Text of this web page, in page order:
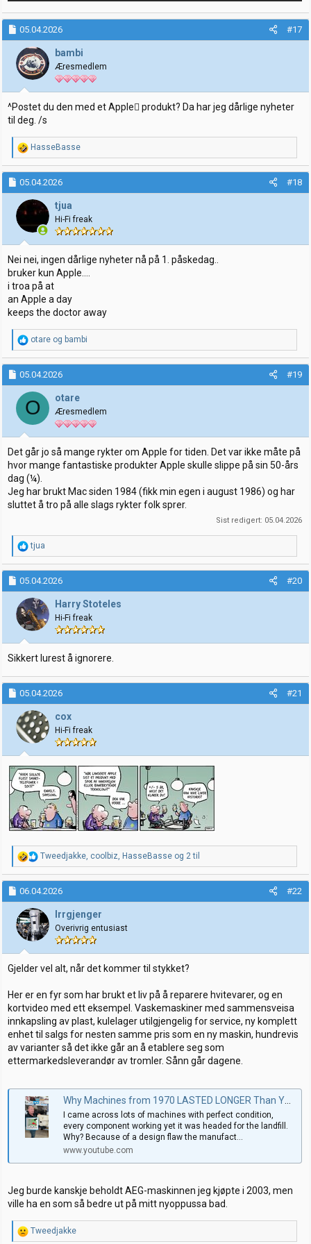
05.04.2026 #17
bambi
Æresmedlem
^Postet du den med et Apple produkt? Da har jeg dårlige nyheter
til deg. /s
R
e
a
k
s
j
o
n
e
r
:
HasseBasse
05.04.2026 #18
tjua
Hi-Fi freak
Nei nei, ingen dårlige nyheter nå på 1. påskedag..
bruker kun Apple….
i troa på at
an Apple a day
keeps the doctor away
R
e
a
k
s
j
o
n
e
r
:
otare og bambi
05.04.2026 #19
O otare
Æresmedlem
Det går jo så mange rykter om Apple for tiden. Det var ikke måte på
hvor mange fantastiske produkter Apple skulle slippe på sin 50-års
dag (¼).
Jeg har brukt Mac siden 1984 (fikk min egen i august 1986) og har
sluttet å tro på alle slags rykter folk sprer.
Sist redigert: 05.04.2026
R
e
a
k
s
j
o
n
e
r
:
tjua
05.04.2026 #20
Harry Stoteles
Hi-Fi freak
Sikkert lurest å ignorere.
05.04.2026 #21
cox
Hi-Fi freak
R
e
a
k
s
j
o
n
r
:
Tweedjakke, coolbiz, HasseBasse og 2 til
06.04.2026 #22
Irrgjenger
Overivrig entusiast
Gjelder vel alt, når det kommer til stykket?
Her er en fyr som har brukt et liv på å reparere hvitevarer, og en
kortvideo med ett eksempel. Vaskemaskiner med sammensveisa
innkapsling av plast, kulelager utilgjengelig for service, ny komplett
enhet til salgs for nesten samme pris som en ny maskin, hundrevis
av varianter så det ikke går an å etablere seg som
ettermarkedsleverandør av tromler. Sånn går dagene.
Why Machines from 1970 LASTED LONGER Than Your 2026 Models? #appliancesrepair #diyrepair
I came across lots of machines with perfect condition,
every component working yet it was headed for the landfill.
Why? Because of a design flaw the manufact...
www.youtube.com
Jeg burde kanskje beholdt AEG-maskinnen jeg kjøpte i 2003, men
ville ha en som så bedre ut på mitt nyoppussa bad.
R
e
Tweedjakke